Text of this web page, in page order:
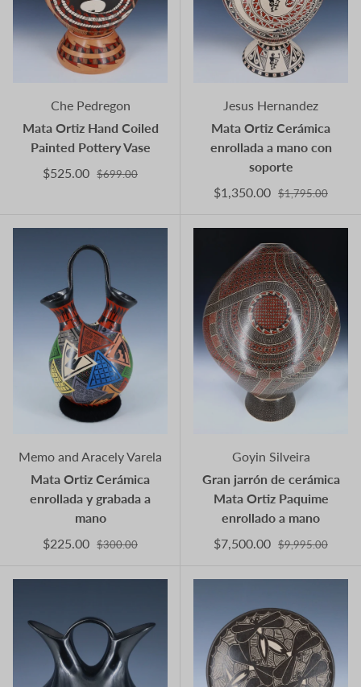
Che Pedregon
Mata Ortiz Hand Coiled
Painted Pottery Vase
$525.00 $699.00
Jesus Hernandez
Mata Ortiz Cerámica
enrollada a mano con
soporte
$1,350.00 $1,795.00
Memo and Aracely Varela
Mata Ortiz Cerámica
enrollada y grabada a
mano
$225.00 $300.00
Goyin Silveira
Gran jarrón de cerámica
Mata Ortiz Paquime
enrollado a mano
$7,500.00 $9,995.00